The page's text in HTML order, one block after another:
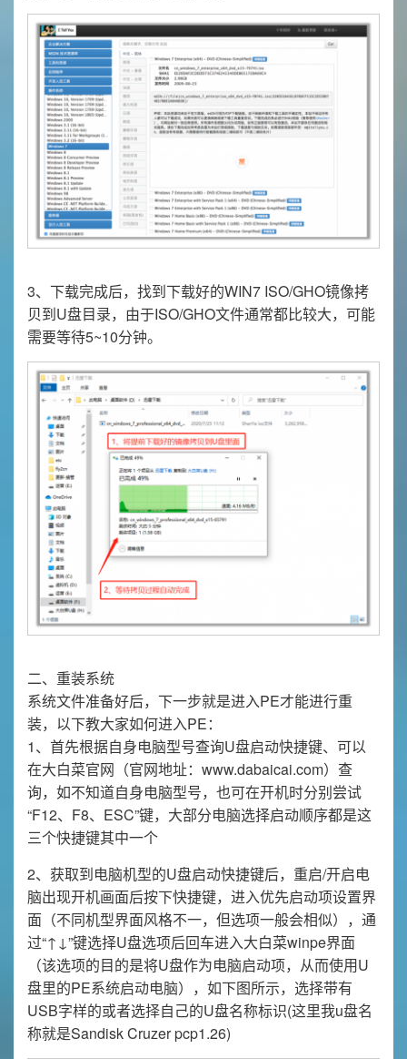
3、下载完成后，找到下载好的WIN7 ISO/GHO镜像拷
贝到U盘目录，由于ISO/GHO文件通常都比较大，可能
需要等待5~10分钟。
二、重装系统
系统文件准备好后，下一步就是进入PE才能进行重
装，以下教大家如何进入PE：
1、首先根据自身电脑型号查询U盘启动快捷键、可以
在大白菜官网（官网地址：www.dabaicai.com）查
询，如不知道自身电脑型号，也可在开机时分别尝试
“F12、F8、ESC”键，大部分电脑选择启动顺序都是这
三个快捷键其中一个
2、获取到电脑机型的U盘启动快捷键后，重启/开启电
脑出现开机画面后按下快捷键，进入优先启动项设置界
面（不同机型界面风格不一，但选项一般会相似），通
过“↑↓”键选择U盘选项后回车进入大白菜winpe界面
（该选项的目的是将U盘作为电脑启动项，从而使用U
盘里的PE系统启动电脑），如下图所示，选择带有
USB字样的或者选择自己的U盘名称标识(这里我u盘名
称就是Sandisk Cruzer pcp1.26)